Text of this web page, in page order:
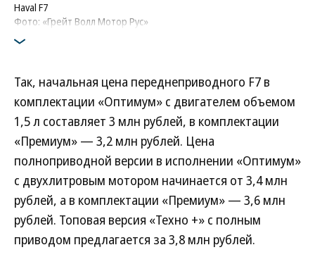
Haval F7
Фото: «Грейт Волл Мотор Рус»
Так, начальная цена переднеприводного F7 в
комплектации «Оптимум» с двигателем объемом
1,5 л составляет 3 млн рублей, в комплектации
«Премиум» — 3,2 млн рублей. Цена
полноприводной версии в исполнении «Оптимум»
с двухлитровым мотором начинается от 3,4 млн
рублей, а в комплектации «Премиум» — 3,6 млн
рублей. Топовая версия «Техно +» с полным
приводом предлагается за 3,8 млн рублей.